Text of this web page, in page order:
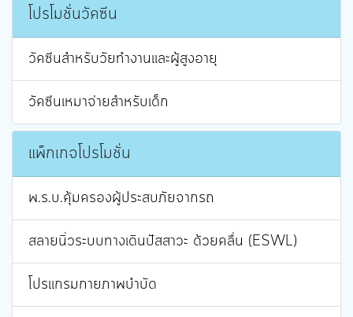
โปรโมชั่นวัคซีน
วัคซีนสำหรับวัยทำงานและผู้สูงอายุ
วัคซีนเหมาจ่ายสำหรับเด็ก
แพ็กเกจโปรโมชั่น
พ.ร.บ.คุ้มครองผู้ประสบภัยจากรถ
สลายนิ่วระบบทางเดินปัสสาวะ ด้วยคลื่น (ESWL)
โปรแกรมกายภาพบำบัด